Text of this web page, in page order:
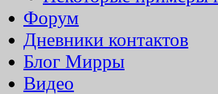
Форум
Дневники контактов
Блог Мирры
Видео